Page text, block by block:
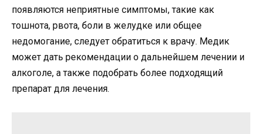
появляются неприятные симптомы, такие как
тошнота, рвота, боли в желудке или общее
недомогание, следует обратиться к врачу. Медик
может дать рекомендации о дальнейшем лечении и
алкоголе, а также подобрать более подходящий
препарат для лечения.